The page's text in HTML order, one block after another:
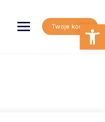
Twoje konto